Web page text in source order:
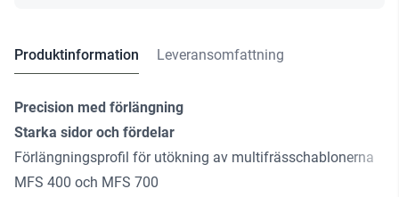
Produktinformation Leveransomfattning
Precision med förlängning
Starka sidor och fördelar
Förlängningsprofil för utökning av multifrässchablonerna
MFS 400 och MFS 700